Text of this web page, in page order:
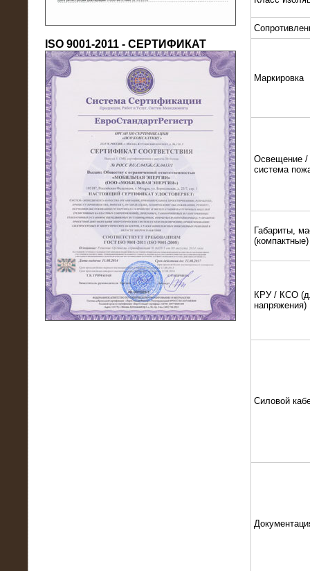
18.03.2016
Нагрузочный комплекс 80 МВт (10
кВ) + КРУ
ISO 9001-2011 - СЕРТИФИКАТ
Маркировка
Освещение /
система
Габариты,
(компактные)
КРУ / КСО
напряжения)
Силовой